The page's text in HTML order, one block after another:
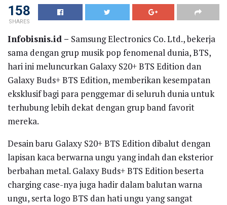
158
SHARES
Infobisnis.id – Samsung Electronics Co. Ltd., bekerja
sama dengan grup musik pop fenomenal dunia, BTS,
hari ini meluncurkan Galaxy S20+ BTS Edition dan
Galaxy Buds+ BTS Edition, memberikan kesempatan
eksklusif bagi para penggemar di seluruh dunia untuk
terhubung lebih dekat dengan grup band favorit
mereka.
Desain baru Galaxy S20+ BTS Edition dibalut dengan
lapisan kaca berwarna ungu yang indah dan eksterior
berbahan metal. Galaxy Buds+ BTS Edition beserta
charging case-nya juga hadir dalam balutan warna
ungu, serta logo BTS dan hati ungu yang sangat